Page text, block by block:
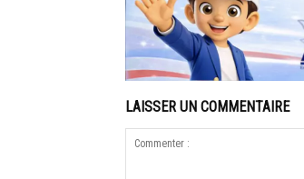
LAISSER UN COMMENTAIRE